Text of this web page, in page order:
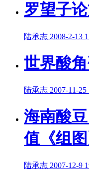
罗望子
陆承志 2008-2-13
世界酸
陆承志 2007-11-25
海南酸
值《组图
陆承志 2007-12-9